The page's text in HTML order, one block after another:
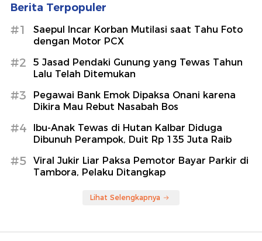
Berita Terpopuler
#1
Saepul Incar Korban Mutilasi saat Tahu Foto
dengan Motor PCX
#2
5 Jasad Pendaki Gunung yang Tewas Tahun
Lalu Telah Ditemukan
#3
Pegawai Bank Emok Dipaksa Onani karena
Dikira Mau Rebut Nasabah Bos
#4
Ibu-Anak Tewas di Hutan Kalbar Diduga
Dibunuh Perampok, Duit Rp 135 Juta Raib
#5
Viral Jukir Liar Paksa Pemotor Bayar Parkir di
Tambora, Pelaku Ditangkap
Lihat Selengkapnya